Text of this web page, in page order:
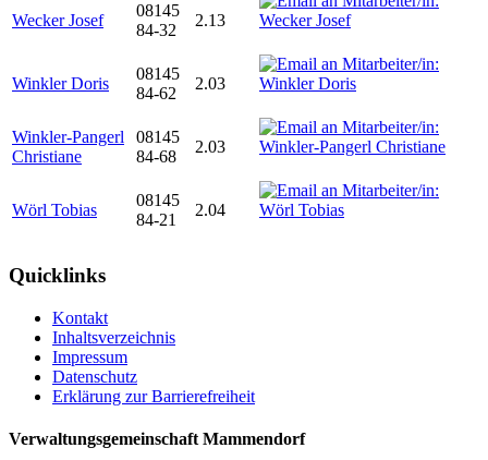
Wecker Josef
08145
84-32
2.13
Winkler Doris
08145
84-62
2.03
Winkler-Pangerl
Christiane
08145
84-68
2.03
Wörl Tobias
08145
84-21
2.04
Quicklinks
Kontakt
Inhaltsverzeichnis
Impressum
Datenschutz
Erklärung zur Barrierefreiheit
Verwaltungsgemeinschaft Mammendorf